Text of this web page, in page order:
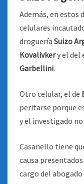
Además, en estos
celulares
droguería Suizo
Kovalivkery el del
Garbellini.
Otro celular, el de
peritarse porque
y el investigado
Casanello tiene
causa
cargo del